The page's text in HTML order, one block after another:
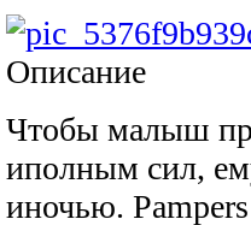
Описание
Чтобы малыш
иполным сил,
иночью.